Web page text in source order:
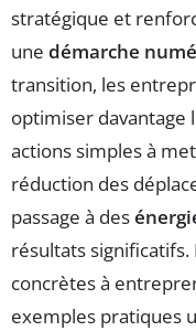
stratégique et
une démarche
transition, les
optimiser davantage
actions simples à
réduction des
passage à des
résultats significatifs.
concrètes à
exemples pratiques